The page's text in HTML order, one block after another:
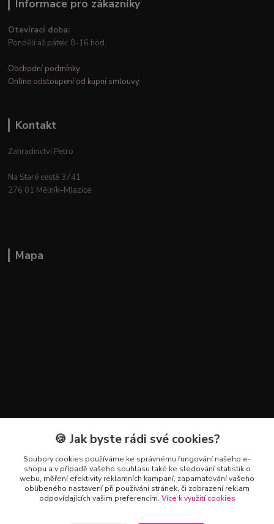
Informace pro zákazníky
Otevírací doba:
Pondělí až pátek: 8-16 hod.
Obchodní podmínky
Online odstoupení od kupní smlouvy
Kontakt
Zahradnictví Petro
Na Staré cestě 3741
276 01 Mělník–Mlazice
Mapa
Kontakty
+420 602 223 614
info@zahradnictvipetro.cz
🍪 Jak byste rádi své cookies?
Soubory cookies používáme ke správnému fungování našeho e-
shopu a v případě vašeho souhlasu také ke sledování statistik o
webu, měření efektivity reklamních kampaní, zapamatování vašeho
oblíbeného nastavení při používání stránek, či zobrazení reklam
odpovídajících vašim preferencím. Více k využití cookies